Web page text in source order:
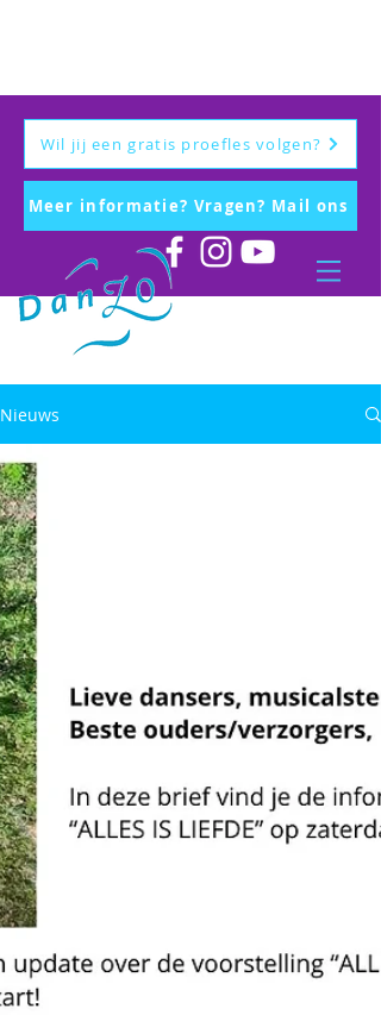
Wil jij een gratis proefles volgen?
Meer informatie? Vragen? Mail ons
Nieuws